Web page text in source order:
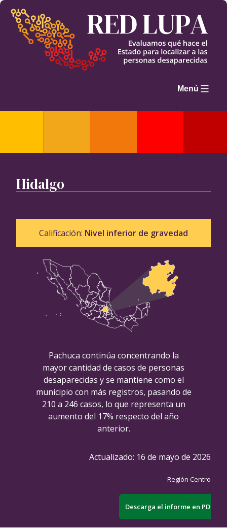
al
contenido
Menú
Hidalgo
Calificación: Nivel inferior de gravedad
Pachuca continúa concentrando la
mayor cantidad de casos de personas
desaparecidas y se mantiene como el
municipio con más registros, pasando de
210 a 246 casos, lo que representa un
aumento del 17% respecto del año
anterior.
Actualizado: 16 de mayo de 2026
Región Centro
Descarga el informe en PDF